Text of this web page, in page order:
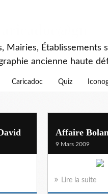
Établissements
ancienne haute
Caricadoc Quiz
Affaire
9 Mars 2009
Lire la suite